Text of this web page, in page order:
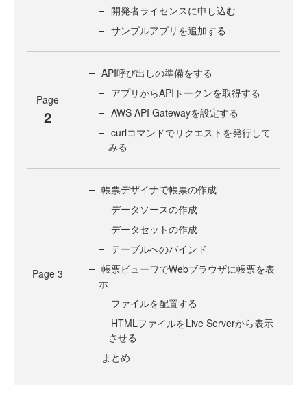
開発者ライセンスに申し込む
サンプルアプリを追加する
Page
2
API呼び出しの準備をする
アプリからAPIトークンを取得する
AWS API Gatewayを設定する
curlコマンドでリクエストを発行して
みる
Page 3
帳票デザイナで帳票の作成
データソースの作成
データセットの作成
テーブルへのバインド
帳票ビューワでWebブラウザに帳票を表
示
ファイルを配置する
HTMLファイルをLive Serverから表示
させる
まとめ